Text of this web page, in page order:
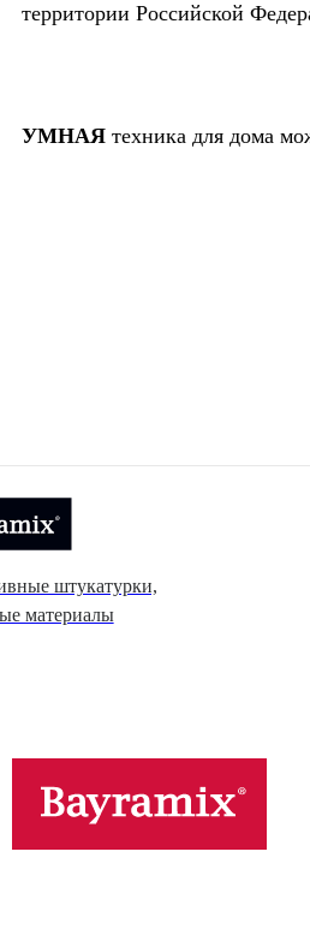
территории Российской
УМНАЯ техника для дома
штукатурки,
материалы